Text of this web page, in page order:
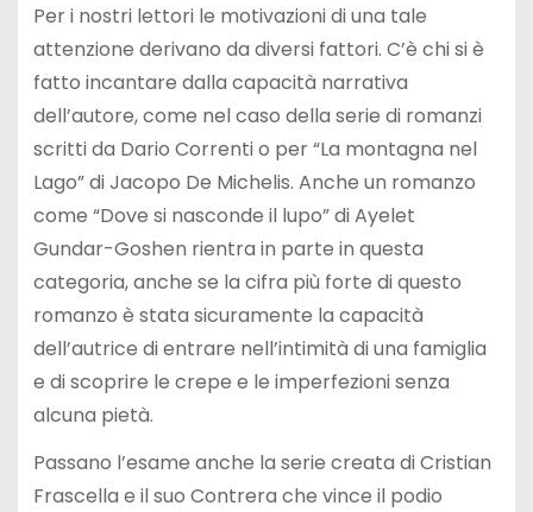
Per i nostri lettori le motivazioni di una tale
attenzione derivano da diversi fattori. C’è chi si è
fatto incantare dalla capacità narrativa
dell’autore, come nel caso della serie di romanzi
scritti da Dario Correnti o per “La montagna nel
Lago” di Jacopo De Michelis. Anche un romanzo
come “Dove si nasconde il lupo” di Ayelet
Gundar-Goshen rientra in parte in questa
categoria, anche se la cifra più forte di questo
romanzo è stata sicuramente la capacità
dell’autrice di entrare nell’intimità di una famiglia
e di scoprire le crepe e le imperfezioni senza
alcuna pietà.
Passano l’esame anche la serie creata di Cristian
Frascella e il suo Contrera che vince il podio